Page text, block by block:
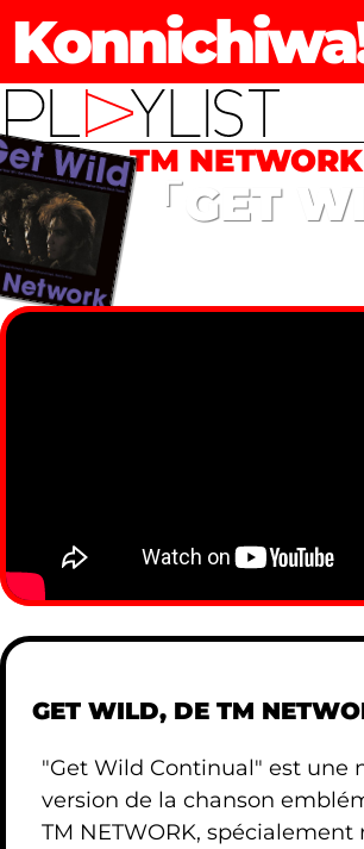
TM NETWORK
「GET
GET WILD, DE TM
"Get Wild Continual" est une
version de la chanson
TM NETWORK, spécialement